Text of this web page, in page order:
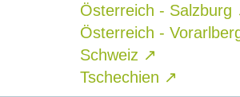
Österreich - Salzburg
Österreich -
Schweiz ↗
Tschechien ↗